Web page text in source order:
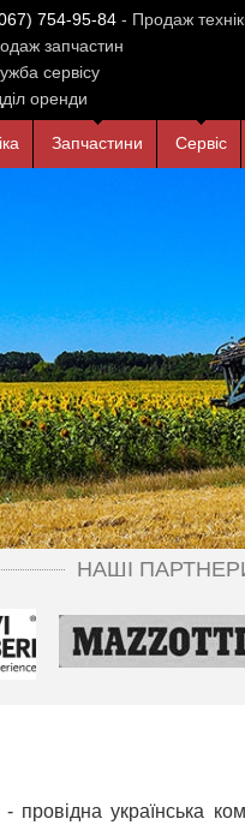
754-95-84 - Продаж
запчастин
сервісу
оренди
Запчастини Сервiс
НАШІ
українська